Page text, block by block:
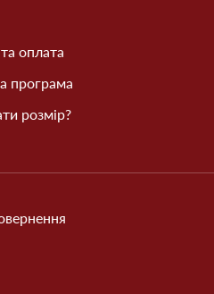
оплата
програма
розмір?